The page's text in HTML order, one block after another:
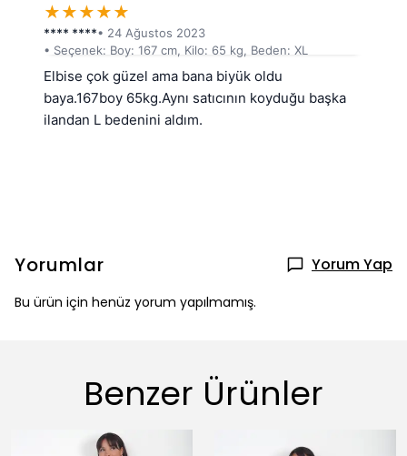
★★★★★
**** ****• 24 Ağustos 2023
• Seçenek: Boy: 167 cm, Kilo: 65 kg, Beden: XL
Elbise çok güzel ama bana biyük oldu
baya.167boy 65kg.Aynı satıcının koyduğu başka
ilandan L bedenini aldım.
Yorumlar Yorum Yap
Bu ürün için henüz yorum yapılmamış.
Benzer Ürünler